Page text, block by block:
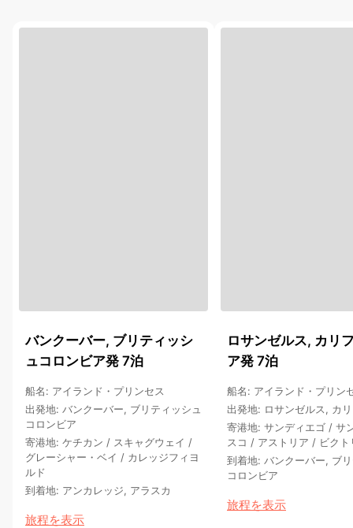
バンクーバー, ブリティッシ
ュコロンビア発 7泊
船名: アイランド・プリンセス
出発地: バンクーバー, ブリティッシュ
コロンビア
寄港地: ケチカン / スキャグウェイ /
グレーシャー・ベイ / カレッジフィヨ
ルド
到着地: アンカレッジ, アラスカ
旅程を表示
ロサンゼルス, カリ
ア発 7泊
船名: アイランド・プリン
出発地: ロサンゼルス, カ
寄港地: サンディエゴ / サ
スコ / アストリア / ビクト
到着地: バンクーバー, ブ
コロンビア
旅程を表示